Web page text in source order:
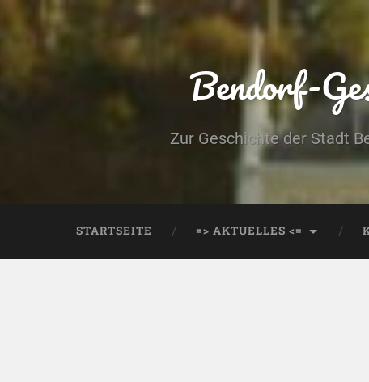
Bendorf-
Zur Geschichte der Stadt
STARTSEITE => AKTUELLES <=